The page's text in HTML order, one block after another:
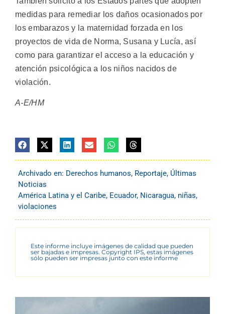
medidas para remediar los daños ocasionados por
los embarazos y la maternidad forzada en los
proyectos de vida de Norma, Susana y Lucía, así
como para garantizar el acceso a la educación y
atención psicológica a los niños nacidos de
violación.
A-E/HM
Archivado en: Derechos humanos, Reportaje, Últimas
Noticias
América Latina y el Caribe, Ecuador, Nicaragua, niñas,
violaciones
Este informe incluye imágenes de calidad que pueden
ser bajadas e impresas. Copyright IPS, estas imágenes
sólo pueden ser impresas junto con este informe